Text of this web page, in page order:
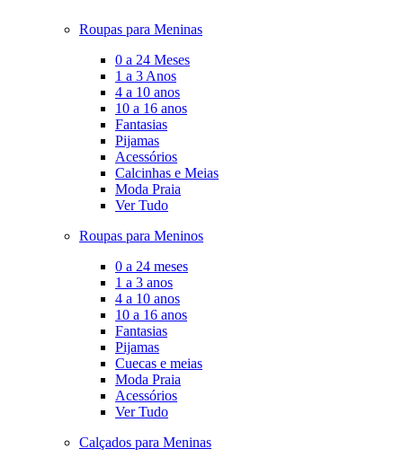
Roupas para Meninas
0 a 24 Meses
1 a 3 Anos
4 a 10 anos
10 a 16 anos
Fantasias
Pijamas
Acessórios
Calcinhas e Meias
Moda Praia
Ver Tudo
Roupas para Meninos
0 a 24 meses
1 a 3 anos
4 a 10 anos
10 a 16 anos
Fantasias
Pijamas
Cuecas e meias
Moda Praia
Acessórios
Ver Tudo
Calçados para Meninas